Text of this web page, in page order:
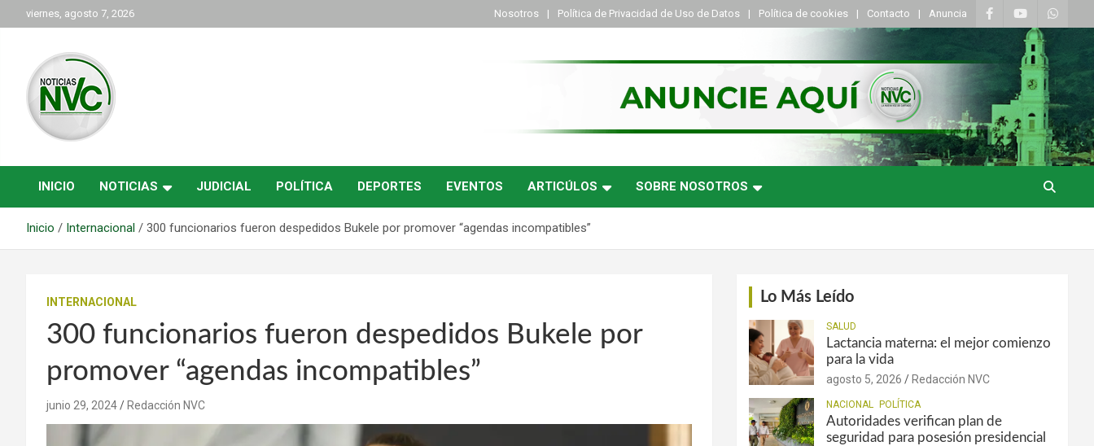
al
viernes, agosto 7, 2026 Nosotros Política de Privacidad de Uso de Datos Política de cookies Contacto Anuncia
NVC Noticias
INICIO NOTICIAS JUDICIAL POLÍTICA DEPORTES EVENTOS ARTICÚLOS SOBRE NOSOTROS
Inicio Internacional 300 funcionarios fueron despedidos Bukele por promover “agendas incompatibles”
INTERNACIONAL
300 funcionarios fueron despedidos Bukele por
promover “agendas incompatibles”
junio 29, 2024 Redacción NVC
Lo Más Leído
SALUD
Lactancia materna: el mejor comienzo
para la vida
agosto 5, 2026 Redacción NVC
NACIONAL POLÍTICA
Autoridades verifican plan de
seguridad para posesión presidencial